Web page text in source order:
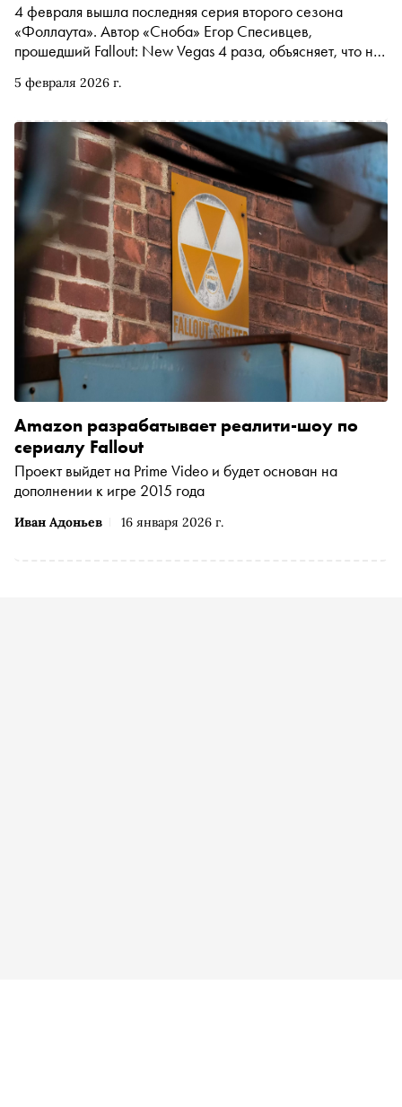
5 февраля 2026 г.
4 февраля вышла последняя серия второго сезона
«Фоллаута». Автор «Сноба» Егор Спесивцев,
прошедший Fallout: New Vegas 4 раза, объясняет, что не
двойниках Мистера Хауса и остаётся недоволен
Иван Адоньев 16 января 2026 г.
Amazon разрабатывает реалити-шоу по
сериалу Fallout
Проект выйдет на Prime Video и будет основан на
дополнении к игре 2015 года